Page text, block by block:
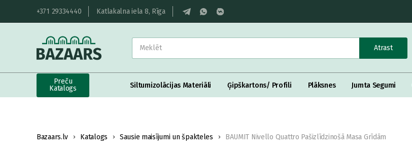
+371 29334440 Katlakalna iela 8, Rīga
Atrast
Preču
Katalogs
Siltumizolācijas Materiāli Ģipškartons/ Profili Plāksnes Jumta Segumi
Bazaars.lv Katalogs Sausie maisījumi un špakteles BAUMIT Nivello Quattro Pašizlīdzinošā Masa Grīdām